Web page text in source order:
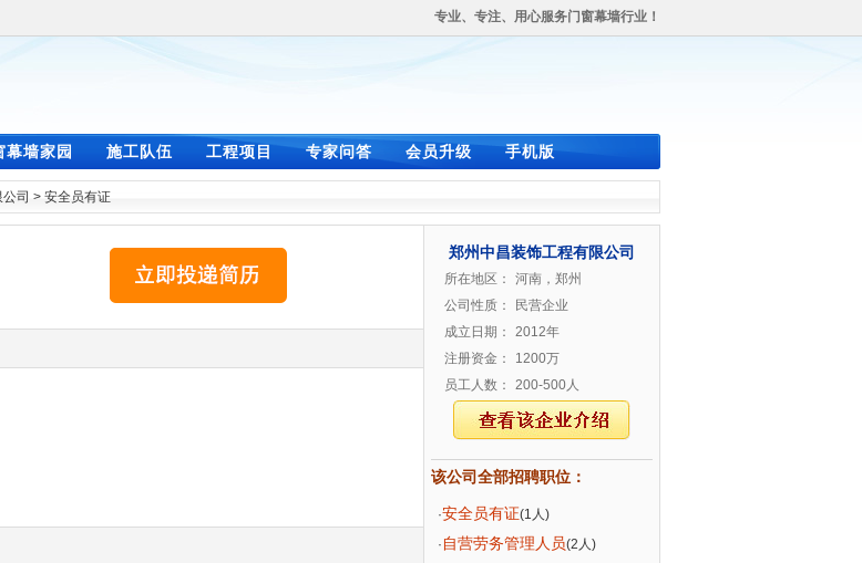
专业、专注、用心服务门窗幕墙行业！
幕墙家园 施工队伍 工程项目 专家问答 会员升级 手机版
司 > 安全员有证
郑州中昌装饰工程有限公司
所在地区：
河南，郑州
公司性质：
民营企业
成立日期：
2012年
注册资金：
1200万
员工人数：
200-500人
该公司全部招聘职位：
·安全员有证(1人)
· 自营劳务管理人员(2人)